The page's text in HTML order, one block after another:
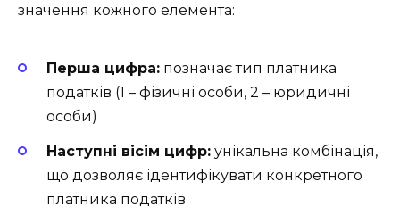
значення кожного елемента:
Перша цифра: позначає тип платника
податків (1 – фізичні особи, 2 – юридичні
особи)
Наступні вісім цифр: унікальна комбінація,
що дозволяє ідентифікувати конкретного
платника податків